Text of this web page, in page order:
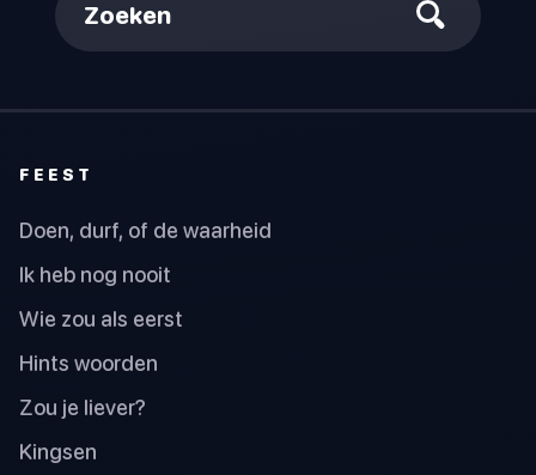
Zoeken
FEEST
Doen, durf, of de waarheid
Ik heb nog nooit
Wie zou als eerst
Hints woorden
Zou je liever?
Kingsen